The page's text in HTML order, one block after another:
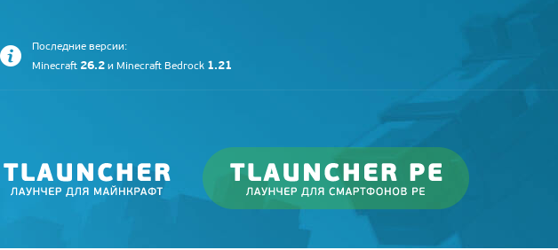
Последние версии:
Minecraft 26.2 и Minecraft Bedrock 1.21